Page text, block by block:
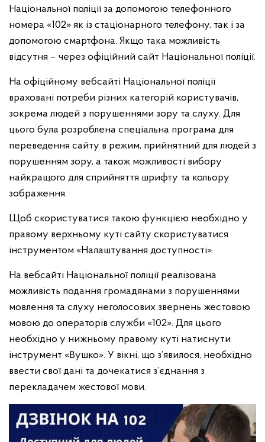
Національної поліції за допомогою телефонного
номера «102» як із стаціонарного телефону, так і за
допомогою смартфона. Якщо така можливість
відсутня – через офіційний сайт Національної поліції.
На офіційному вебсайті Національної поліції
враховані потреби різних категорій користувачів,
зокрема людей з порушеннями зору та слуху. Для
цього була розроблена спеціальна програма для
переведення сайту в режим, прийнятний для людей з
порушенням зору, а також можливості вибору
найкращого для сприйняття шрифту та кольору
зображення.
Щоб скористуватися такою функцією необхідно у
правому верхньому куті сайту скористуватися
інструментом «Налаштування доступності».
На вебсайті Національної поліції реалізована
можливість подання громадянами з порушеннями
мовлення та слуху неголосових звернень жестовою
мовою до операторів служби «102». Для цього
необхідно у нижньому правому куті натиснути
інструмент «Вушко». У вікні, що з’явилося, необхідно
ввести свої дані та дочекатися з’єднання з
перекладачем жестової мови.